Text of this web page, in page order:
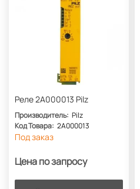
Реле 2A000013 Pilz
Производитель: Pilz
Код Товара: 2A000013
Под заказ
Цена по запросу